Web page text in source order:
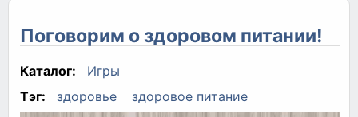
Поговорим о здоровом питании!
Каталог:
Игры
Тэг:
здоровье здоровое питание